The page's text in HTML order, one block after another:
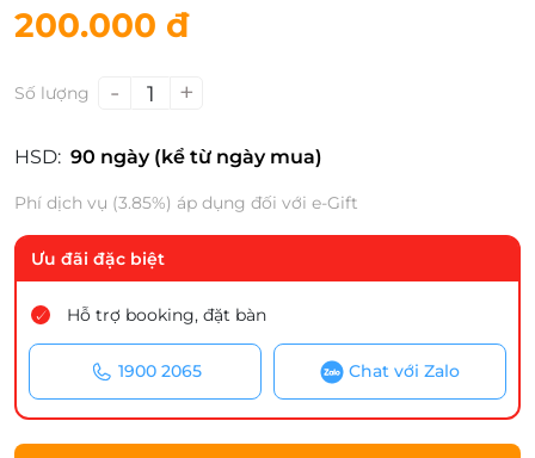
200.000 đ
Số lượng - 1 +
HSD: 90 ngày (kể từ ngày mua)
Phí dịch vụ (3.85%) áp dụng đối với e-Gift
Ưu đãi đặc biệt
Hỗ trợ booking, đặt bàn
1900 2065 Chat với Zalo